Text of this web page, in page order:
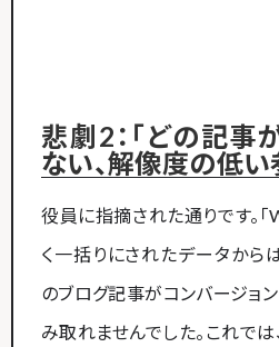
悲劇2：「どの記事
ない、解像度の低
役員に指摘された通りです。
く一括りにされたデータから
のブログ記事がコンバージョ
み取れませんでした。これで